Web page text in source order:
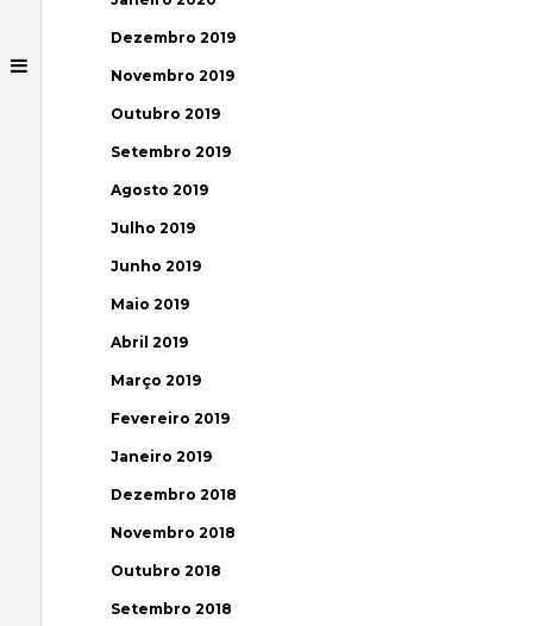
Dezembro 2019
Novembro 2019
Outubro 2019
Setembro 2019
Agosto 2019
Julho 2019
Junho 2019
Maio 2019
Abril 2019
Março 2019
Fevereiro 2019
Janeiro 2019
Dezembro 2018
Novembro 2018
Outubro 2018
Setembro 2018